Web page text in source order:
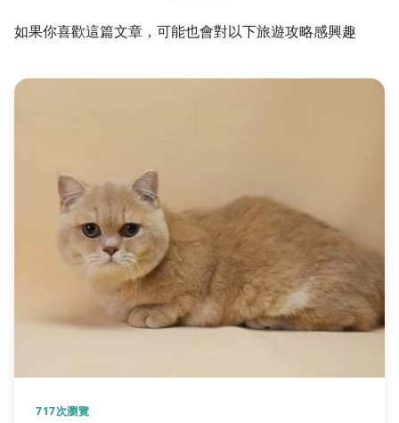
如果你喜歡這篇文章，可能也會對以下旅遊攻略感興趣
717次瀏覽